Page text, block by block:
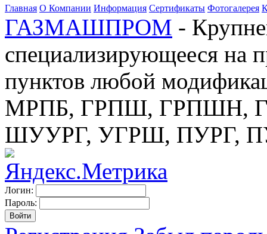
Главная О Компании Информация Сертификаты Фотогалерея
ГАЗМАШПРОМ -
специализирующееся на
пунктов любой
МРПБ, ГРПШ, ГРПШН,
ШУУРГ, УГРШ, ПУРГ,
Логин:
Пароль: